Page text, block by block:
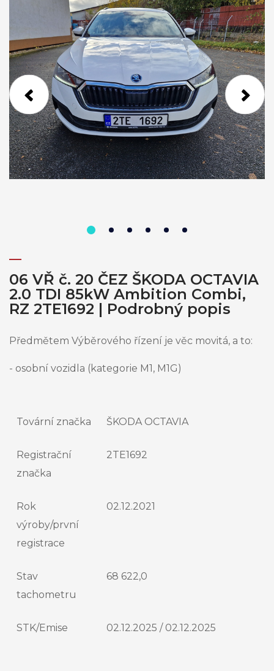
06 VŘ č. 20 ČEZ ŠKODA OCTAVIA
2.0 TDI 85kW Ambition Combi,
RZ 2TE1692 | Podrobný popis
Předmětem Výběrového řízení je věc movitá, a to:
- osobní vozidla (kategorie M1, M1G)
Tovární značka ŠKODA OCTAVIA
Registrační
značka
2TE1692
Rok
výroby/první
registrace
02.12.2021
Stav
tachometru
68 622,0
STK/Emise 02.12.2025 / 02.12.2025